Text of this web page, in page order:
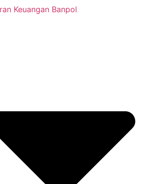
Keuangan Banpol